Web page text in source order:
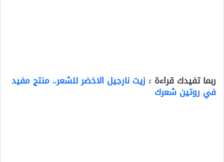
ربما تفيدك قراءة : زيت نارجيل الاخضر للشعر.. منتج مفيد
في روتين شعرك